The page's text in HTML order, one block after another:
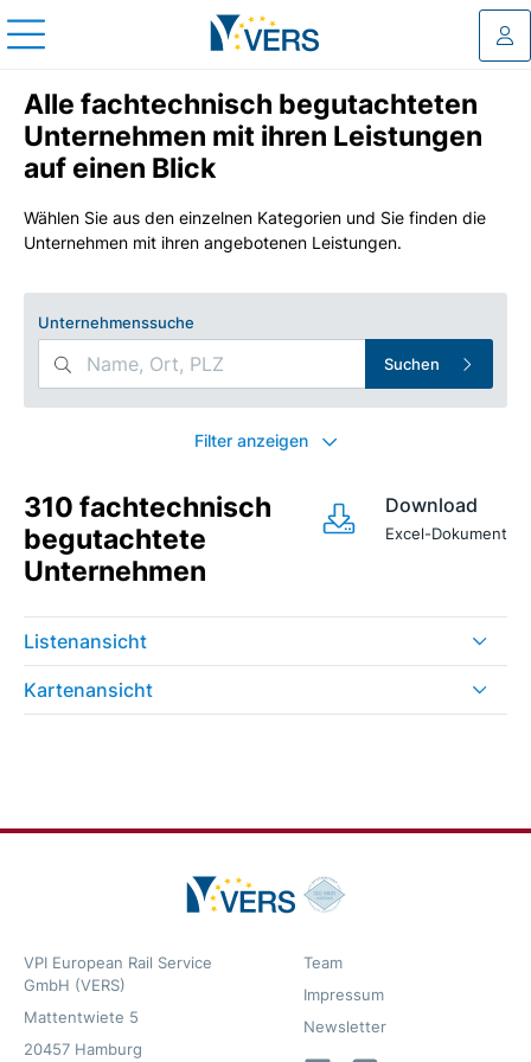
Alle fachtechnisch begutachteten
Unternehmen mit ihren Leistungen
auf einen Blick
Wählen Sie aus den einzelnen Kategorien und Sie finden die
Unternehmen mit ihren angebotenen Leistungen.
Unternehmenssuche
Suchen
Filter anzeigen
310 fachtechnisch
begutachtete
Unternehmen
Download
Excel-Dokument
Listenansicht
Kartenansicht
VPI European Rail Service
GmbH (VERS)
Mattentwiete 5
20457 Hamburg
Team
Impressum
Newsletter